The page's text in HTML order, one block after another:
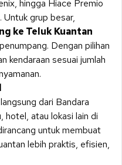
hingga Hiace Premio
Untuk grup besar,
ke Teluk Kuantan
Dengan pilihan
kendaraan sesuai jumlah
dari Bandara
hotel, atau lokasi lain di
untuk membuat
lebih praktis, efisien,